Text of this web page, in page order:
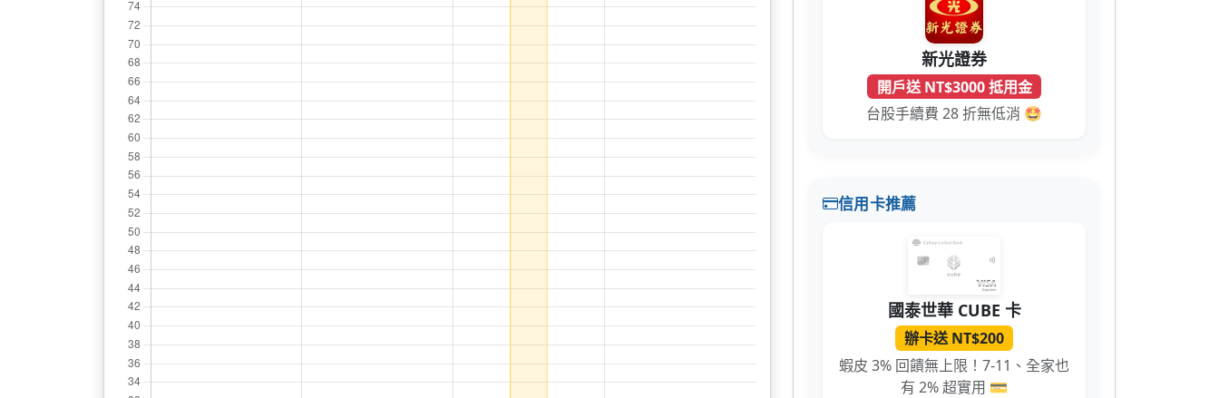
新光證券
開戶送 NT$3000 抵用金
台股手續費 28 折無低消 🤩
信用卡推薦
國泰世華 CUBE 卡
辦卡送 NT$200
蝦皮 3% 回饋無上限！7-11、全家也
有 2% 超實用 💳